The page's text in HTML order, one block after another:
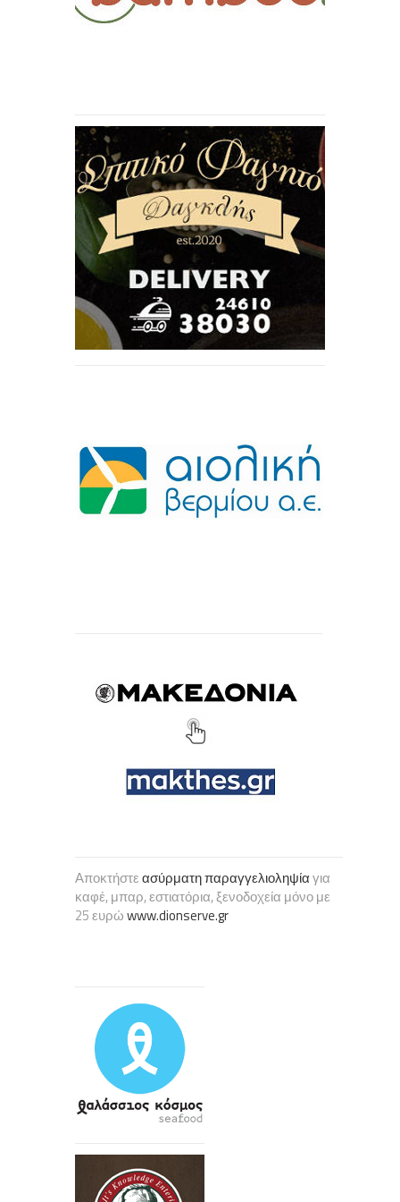
Αποκτήστεασύρματη παραγγελιοληψίαγια
καφέ, μπαρ, εστιατόρια, ξενοδοχεία μόνο με
25 ευρώwww.dionserve.gr